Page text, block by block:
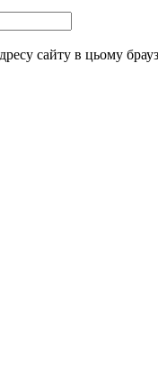
сайту в цьому